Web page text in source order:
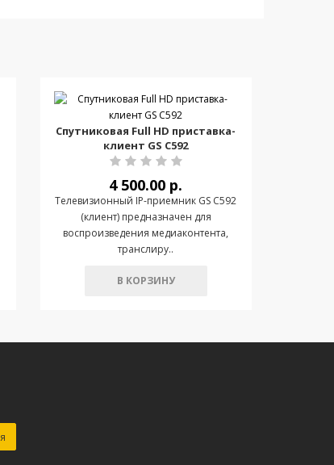
Спутниковая Full HD приставка-
клиент GS C592
4 500.00 р.
Телевизионный IP-приемник GS С592
(клиент) предназначен для
воспроизведения медиаконтента,
транслиру..
В КОРЗИНУ